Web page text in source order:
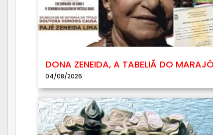
DONA ZENEIDA, A TABELIÃ DO
04/08/2026